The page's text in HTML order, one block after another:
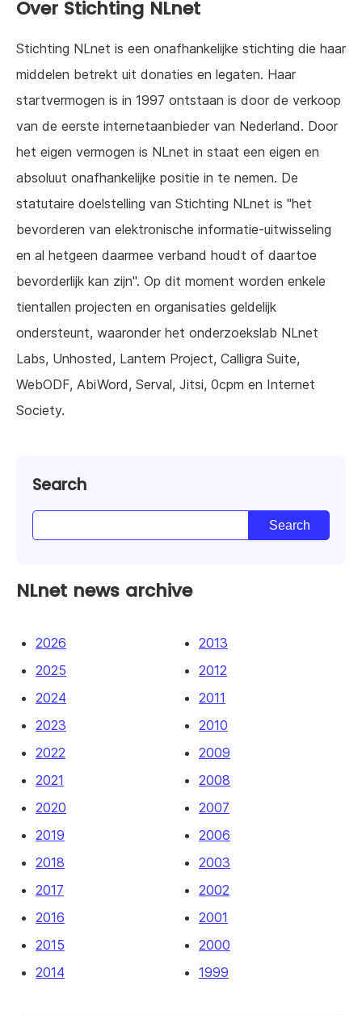
Over Stichting NLnet
Stichting NLnet is een onafhankelijke stichting die haar
middelen betrekt uit donaties en legaten. Haar
startvermogen is in 1997 ontstaan is door de verkoop
van de eerste internetaanbieder van Nederland. Door
het eigen vermogen is NLnet in staat een eigen en
absoluut onafhankelijke positie in te nemen. De
statutaire doelstelling van Stichting NLnet is "het
bevorderen van elektronische informatie-uitwisseling
en al hetgeen daarmee verband houdt of daartoe
bevorderlijk kan zijn". Op dit moment worden enkele
tientallen projecten en organisaties geldelijk
ondersteunt, waaronder het onderzoekslab NLnet
Labs, Unhosted, Lantern Project, Calligra Suite,
WebODF, AbiWord, Serval, Jitsi, 0cpm en Internet
Society.
Search
NLnet news archive
2026
2025
2024
2023
2022
2021
2020
2019
2018
2017
2016
2015
2014
2013
2012
2011
2010
2009
2008
2007
2006
2003
2002
2001
2000
1999